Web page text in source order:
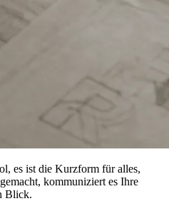
es ist die Kurzform für alles,
kommuniziert es Ihre
Blick.